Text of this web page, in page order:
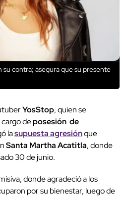
su contra; asegura que su presente
YosStop, quien se
deposesión de
lasupuesta agresiónque
Santa Martha Acatitla, donde
30 de junio.
donde agradeció a los
por su bienestar, luego de